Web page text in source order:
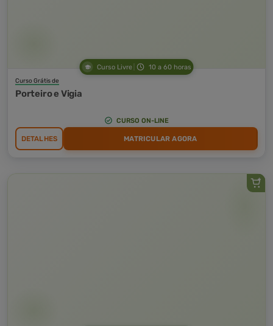
Curso Livre 10 a 60 horas
Curso Grátis de
Porteiro e Vigia
CURSO ON-LINE
DETALHES MATRICULAR AGORA